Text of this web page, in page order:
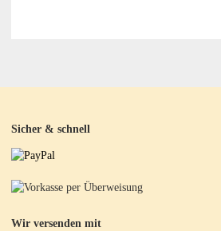
Sicher & schnell
Wir versenden mit